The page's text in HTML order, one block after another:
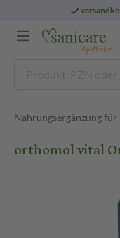
Nahrungsergänzung für
orthomol vital